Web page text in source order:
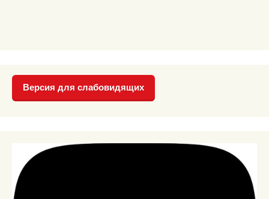
Версия для слабовидящих